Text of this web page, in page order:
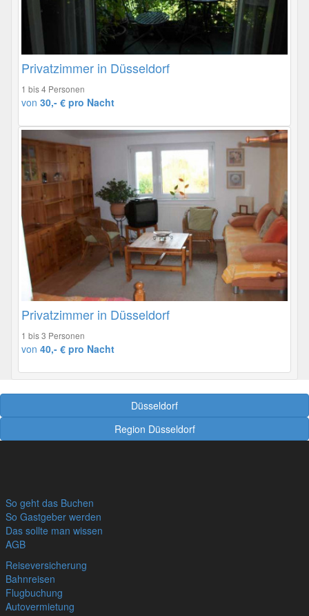
Privatzimmer in Düsseldorf
1 bis 4 Personen
von 30,- € pro Nacht
Privatzimmer in Düsseldorf
1 bis 3 Personen
von 40,- € pro Nacht
Düsseldorf
Region Düsseldorf
So geht das Buchen
So Gastgeber werden
Das sollte man wissen
AGB
Reiseversicherung
Bahnreisen
Flugbuchung
Autovermietung